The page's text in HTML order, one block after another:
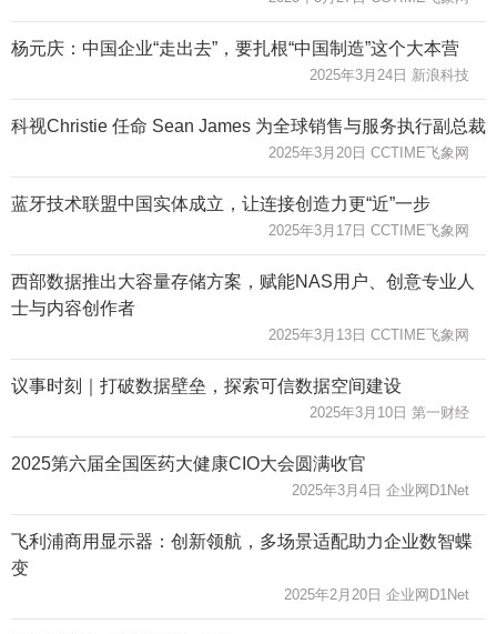
杨元庆：中国企业“走出去”，要扎根“中国制造”这个大本营
2025年3月24日 新浪科技
科视Christie 任命 Sean James 为全球销售与服务执行副总裁
2025年3月20日 CCTIME飞象网
蓝牙技术联盟中国实体成立，让连接创造力更“近”一步
2025年3月17日 CCTIME飞象网
西部数据推出大容量存储方案，赋能NAS用户、创意专业人
士与内容创作者
2025年3月13日 CCTIME飞象网
议事时刻｜打破数据壁垒，探索可信数据空间建设
2025年3月10日 第一财经
2025第六届全国医药大健康CIO大会圆满收官
2025年3月4日 企业网D1Net
飞利浦商用显示器：创新领航，多场景适配助力企业数智蝶
变
2025年2月20日 企业网D1Net